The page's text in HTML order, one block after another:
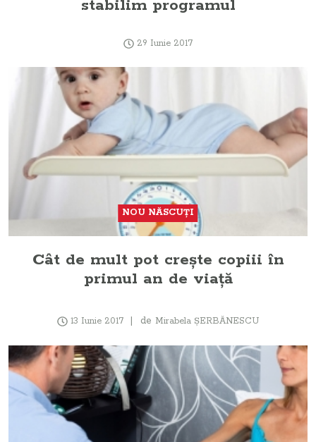
stabilim programul
29 Iunie 2017
NOU NĂSCUŢI
Cât de mult pot creşte copiii în
primul an de viaţă
13 Iunie 2017 de Mirabela ŞERBĂNESCU